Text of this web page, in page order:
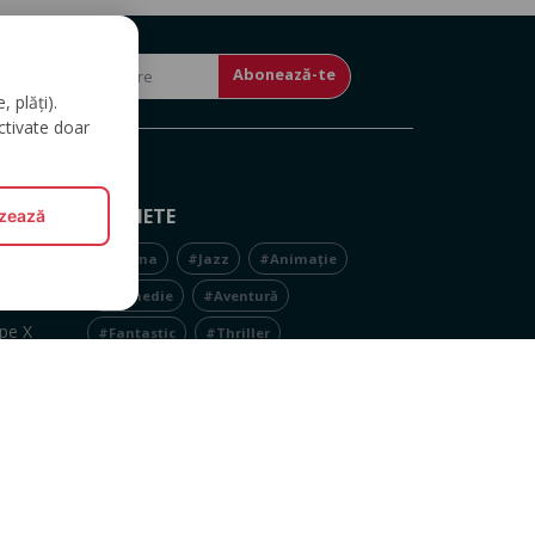
Abonează-te
X
ETICHETE
#Drama #Jazz #Animație
#Comedie #Aventură
#Fantastic #Thriller
plăți).
doar